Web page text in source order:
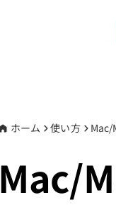
ホーム 使い方 Mac/
Mac/